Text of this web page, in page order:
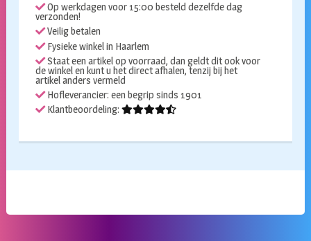
Op werkdagen voor 15:00 besteld dezelfde dag
verzonden!
Veilig betalen
Fysieke winkel in Haarlem
Staat een artikel op voorraad, dan geldt dit ook voor
de winkel en kunt u het direct afhalen, tenzij bij het
artikel anders vermeld
Hofleverancier: een begrip sinds 1901
Klantbeoordeling: